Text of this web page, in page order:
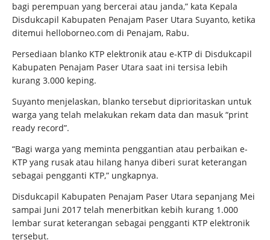
bagi perempuan yang bercerai atau janda,” kata Kepala
Disdukcapil Kabupaten Penajam Paser Utara Suyanto, ketika
ditemui helloborneo.com di Penajam, Rabu.
Persediaan blanko KTP elektronik atau e-KTP di Disdukcapil
Kabupaten Penajam Paser Utara saat ini tersisa lebih
kurang 3.000 keping.
Suyanto menjelaskan, blanko tersebut diprioritaskan untuk
warga yang telah melakukan rekam data dan masuk “print
ready record”.
“Bagi warga yang meminta penggantian atau perbaikan e-
KTP yang rusak atau hilang hanya diberi surat keterangan
sebagai pengganti KTP,” ungkapnya.
Disdukcapil Kabupaten Penajam Paser Utara sepanjang Mei
sampai Juni 2017 telah menerbitkan kebih kurang 1.000
lembar surat keterangan sebagai pengganti KTP elektronik
tersebut.